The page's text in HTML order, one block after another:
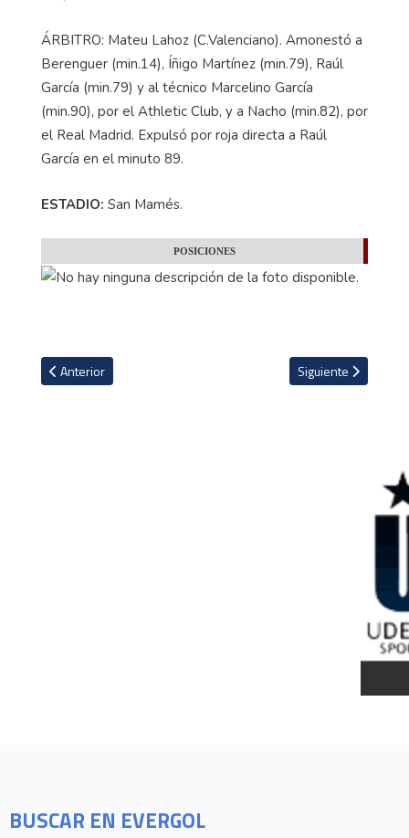
BUSCAR EN EVERGOL
ÁRBITRO: Mateu Lahoz (C.Valenciano). Amonestó a
Berenguer (min.14), Íñigo Martínez (min.79), Raúl
García (min.79) y al técnico Marcelino García
(min.90), por el Athletic Club, y a Nacho (min.82), por
el Real Madrid. Expulsó por roja directa a Raúl
García en el minuto 89.
ESTADIO: San Mamés.
POSICIONES
Artículo anterior: Liverpool vence a West Bromwich con un gol
Anterior Artículo siguiente:
Siguiente